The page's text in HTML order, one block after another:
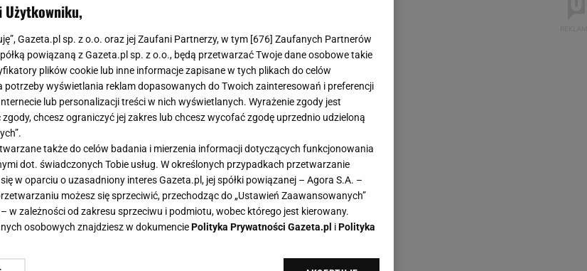
Użytkowniku,
Gazeta.pl sp. z o.o. oraz jej Zaufani Partnerzy, w tym [676] Zaufanych Partnerów
powiązaną z Gazeta.pl sp. z o.o., będą przetwarzać Twoje dane osobowe takie
plików cookie lub inne informacje zapisane w tych plikach do celów
potrzeby wyświetlania reklam dopasowanych do Twoich zainteresowań i preferencji
lub personalizacji treści w nich wyświetlanych. Wyrażenie zgody jest
chcesz ograniczyć jej zakres lub chcesz wycofać zgodę uprzednio udzieloną
także do celów badania i mierzenia informacji dotyczących funkcjonowania
dot. świadczonych Tobie usług. W określonych przypadkach przetwarzanie
w oparciu o uzasadniony interes Gazeta.pl, jej spółki powiązanej – Agora S.A. –
możesz się sprzeciwić, przechodząc do „Ustawień Zaawansowanych”
w zależności od zakresu sprzeciwu i podmiotu, wobec którego jest kierowany.
osobowych znajdziesz w dokumenciePolityka Prywatności Gazeta.pl iPolityka